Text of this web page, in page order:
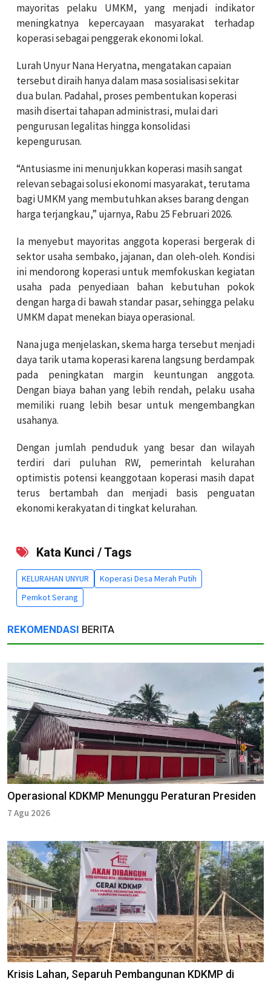
mayoritas pelaku UMKM, yang menjadi indikator
meningkatnya kepercayaan masyarakat terhadap
koperasi sebagai penggerak ekonomi lokal.
Lurah Unyur Nana Heryatna, mengatakan capaian
tersebut diraih hanya dalam masa sosialisasi sekitar
dua bulan. Padahal, proses pembentukan koperasi
masih disertai tahapan administrasi, mulai dari
pengurusan legalitas hingga konsolidasi
kepengurusan.
“Antusiasme ini menunjukkan koperasi masih sangat
relevan sebagai solusi ekonomi masyarakat, terutama
bagi UMKM yang membutuhkan akses barang dengan
harga terjangkau,” ujarnya, Rabu 25 Februari 2026.
Ia menyebut mayoritas anggota koperasi bergerak di
sektor usaha sembako, jajanan, dan oleh-oleh. Kondisi
ini mendorong koperasi untuk memfokuskan kegiatan
usaha pada penyediaan bahan kebutuhan pokok
dengan harga di bawah standar pasar, sehingga pelaku
UMKM dapat menekan biaya operasional.
Nana juga menjelaskan, skema harga tersebut menjadi
daya tarik utama koperasi karena langsung berdampak
pada peningkatan margin keuntungan anggota.
Dengan biaya bahan yang lebih rendah, pelaku usaha
memiliki ruang lebih besar untuk mengembangkan
usahanya.
Dengan jumlah penduduk yang besar dan wilayah
terdiri dari puluhan RW, pemerintah kelurahan
optimistis potensi keanggotaan koperasi masih dapat
terus bertambah dan menjadi basis penguatan
ekonomi kerakyatan di tingkat kelurahan.
Kata Kunci / Tags
KELURAHAN UNYUR
Koperasi Desa Merah Putih
Pemkot Serang
REKOMENDASI BERITA
Operasional KDKMP Menunggu Peraturan Presiden
7 Agu 2026
Krisis Lahan, Separuh Pembangunan KDKMP di